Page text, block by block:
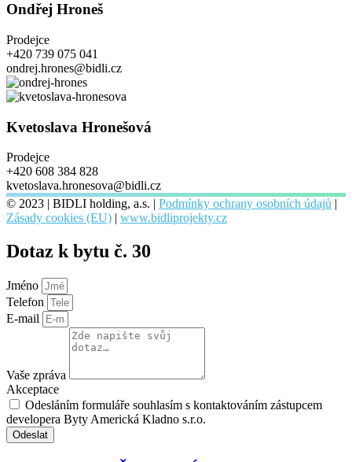
Ondřej Hroneš
Prodejce
+420 739 075 041
ondrej.hrones@bidli.cz
Kvetoslava Hronešová
Prodejce
+420 608 384 828
kvetoslava.hronesova@bidli.cz
© 2023 | BIDLI holding, a.s. | Podmínky ochrany osobních údajů
Zásady cookies (EU)
www.bidliprojekty.cz
Dotaz k bytu č. 30
Jméno
Telefon
E-mail
Vaše zpráva
Akceptace
Odesláním formuláře souhlasím s kontaktováním zástupcem
developera Byty Americká Kladno s.r.o.
Odeslat